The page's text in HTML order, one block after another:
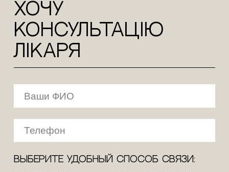
ХОЧУ
КОНСУЛЬТАЦіЮ
лікаря
Выберите удобный способ связи: